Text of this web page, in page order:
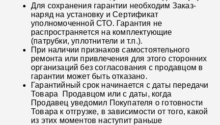
Для сохранения гарантии необходим Заказ-
наряд на установку и Сертификат
уполномоченной СТО. Гарантия не
распространяется на комплектующие
(патрубки, уплотнители и т.п.).
При наличии признаков самостоятельного
ремонта или привлечения для этого сторонних
организаций без согласования с продавцом в
гарантии может быть отказано.
Гарантийный срок начинается с даты передачи
Товара Продавцом или с даты, когда
Продавец уведомил Покупателя о готовности
Товара к отгрузке, в зависимости от того, какой
из этих моментов наступит раньше